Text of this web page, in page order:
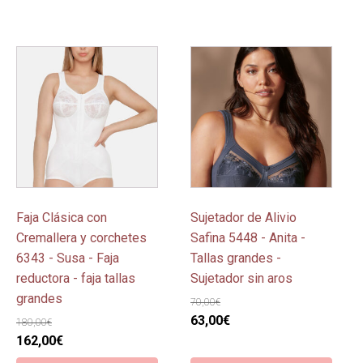
Faja Clásica con
Cremallera y corchetes
6343 - Susa - Faja
reductora - faja tallas
grandes
180,00€
El
162,00€El
producto
tiene
múltiples
variantes.
Las
opciones
pueden
elegir
en
la
página
de
producto
Sujetador de Alivio
Safina 5448 - Anita -
Tallas grandes -
Sujetador sin aros
70,00€
El
63,00€El
producto
múltiples
variantes.
Las
opciones
pueden
elegir
en
la
página
de